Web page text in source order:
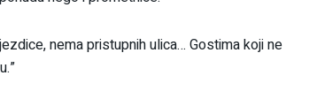
nema pristupnih ulica… Gostima koji ne